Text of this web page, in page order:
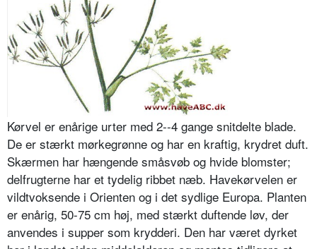
Kørvel er enårige urter med 2--4 gange snitdelte blade.
De er stærkt mørke­grønne og har en kraftig, krydret duft.
Skærmen har hængende småsvøb og hvide blomster;
delfrugterne har et tydelig ribbet næb. Havekørvelen er
vildtvoksende i Orienten og i det sydli­ge Europa. Planten
er enårig, 50-75 cm høj, med stærkt duftende løv, der
anvendes i supper som krydderi. Den har været dyrket